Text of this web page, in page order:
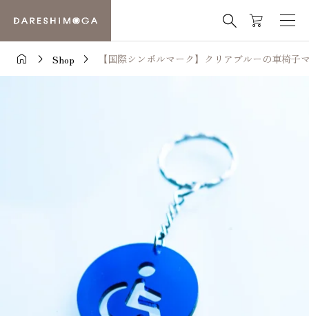

  Shop  【国際シンボルマーク】クリアブルーの車椅子